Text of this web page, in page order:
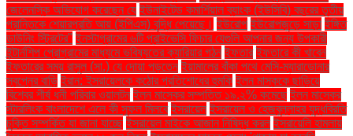
জেলেনস্কি অভিযোগ করেছেন যে ইউনাইটেড কমার্শিয়াল ব্যাংক (ইউসিবি) বছরের তৃতীয়
প্রান্তিকে শেয়ারপ্রতি আয় (ইপিএস) বৃদ্ধি পেয়েছে। ইউরোপ ইউরোপজুড়ে সাড়া ইঙ্গিত
ডাউনিং স্ট্রিটের" ইনস্টাগ্রামের ৬টি প্রাইভেসি ফিচার যেগুলি আপনার জন্য উপকারী
ইন্টার্নশিপ প্রোগ্রামের মাধ্যমে ভবিষ্যতের ক্যারিয়ার গঠন ইফতার ইফতারে কী খাবেন
ইফতারের সময় রাসুল (সা.) যে দোয়া পড়তেন ইয়ামালের বাঁকা পথে মেসি-ম্যারাডোনার
স্বপ্নের বাড়ি ইরান: ইসরায়েলকে কঠোর প্রতিশোধের হুমকি ইলন মাস্ককে ছাড়িয়ে
বিশ্বের শীর্ষ ধনী পরিবার ওয়ালটন ইলন মাস্কের সম্পত্তি ১৯.২% কমেছে ইলন মাস্কের
স্টারলিংক বাংলাদেশে এলে কী সুফল মিলবে ইসরায়েল ইসরায়েল ও হেজবুল্লাহর যুদ্ধবিরতি
চুক্তি সম্পর্কিত যা জানা যাচ্ছে ইসরায়েল মাইকে আজান নিষিদ্ধ করল ইসরায়েলি হামলায়